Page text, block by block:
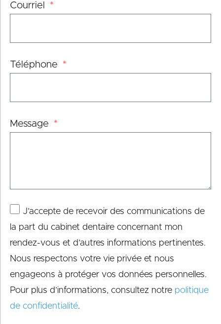
Courriel
Téléphone
Message
J’accepte de recevoir des communications de
la part du cabinet dentaire concernant mon
rendez-vous et d’autres informations pertinentes.
Nous respectons votre vie privée et nous
engageons à protéger vos données personnelles.
Pour plus d’informations, consultez notre politique
de confidentialité.